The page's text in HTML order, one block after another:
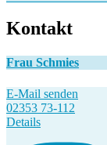
Kontakt
Frau Schmies
E-Mail senden
02353 73-112
Details